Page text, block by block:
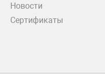
Новости
Сертификаты